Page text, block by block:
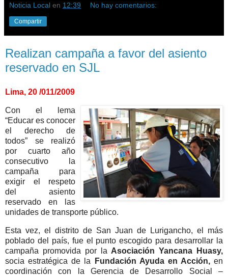
Noticia Local en 12:39 No hay comentarios:
Compartir
Realizan campaña a favor del asiento
reservado en SJL
Lima, 20 /011/2009
Con el lema
“Educar es conocer
el derecho de
todos” se realizó
por cuarto año
consecutivo la
campaña para
exigir el respeto
del asiento
reservado en las
unidades de transporte público.
Esta vez, el distrito de San Juan de Lurigancho, el más
poblado del país, fue el punto escogido para desarrollar la
campaña promovida por la Asociación Yancana Huasy,
socia estratégica de la Fundación Ayuda en Acción, en
coordinación con la Gerencia de Desarrollo Social –